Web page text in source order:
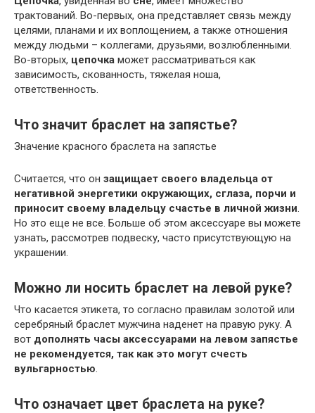
трактований. Во-первых, она представляет связь между
целями, планами и их воплощением, а также отношения
между людьми – коллегами, друзьями, возлюбленными.
Во-вторых, цепочка может рассматриваться как
зависимость, скованность, тяжелая ноша,
ответственность.
Что значит браслет на запястье?
Значение красного браслета на запястье
Считается, что он защищает своего владельца от
негативной энергетики окружающих, сглаза, порчи и
приносит своему владельцу счастье в личной жизни.
Но это еще не все. Больше об этом аксессуаре вы можете
узнать, рассмотрев подвеску, часто присутствующую на
украшении.
Можно ли носить браслет на левой руке?
Что касается этикета, то согласно правилам золотой или
серебряный браслет мужчина наденет на правую руку. А
вот дополнять часы аксессуарами на левом запястье
не рекомендуется, так как это могут счесть
вульгарностью.
Что означает цвет браслета на руке?